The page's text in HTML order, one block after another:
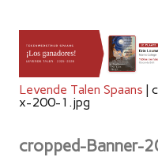
Levende Talen Spaans |
x-200-1.jpg
cropped-Banner-